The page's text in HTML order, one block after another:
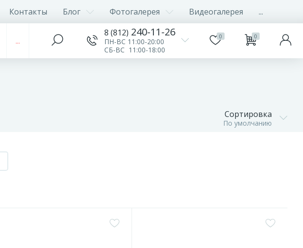
Контакты Блог Фотогалерея Видеогалерея ...
...
8 (812) 240-11-26
ПН-ВС 11:00-20:00
СБ-ВС 11:00-18:00
0 0
Сортировка
По умолчанию